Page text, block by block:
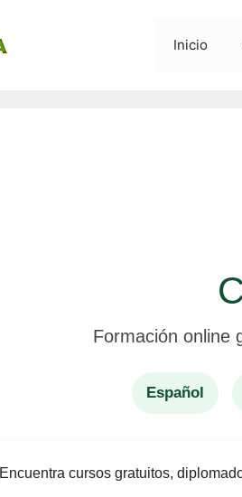
Inicio
Formación online
Español
Encuentra cursos gratuitos,